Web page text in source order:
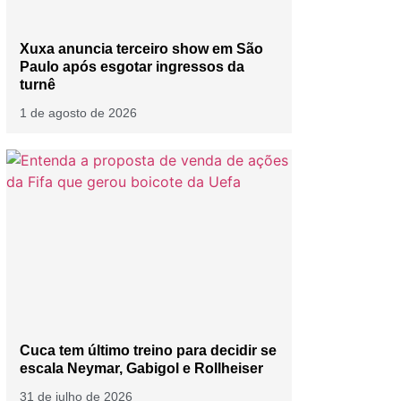
Xuxa anuncia terceiro show em São
Paulo após esgotar ingressos da
turnê
1 de agosto de 2026
Cuca tem último treino para decidir se
escala Neymar, Gabigol e Rollheiser
31 de julho de 2026